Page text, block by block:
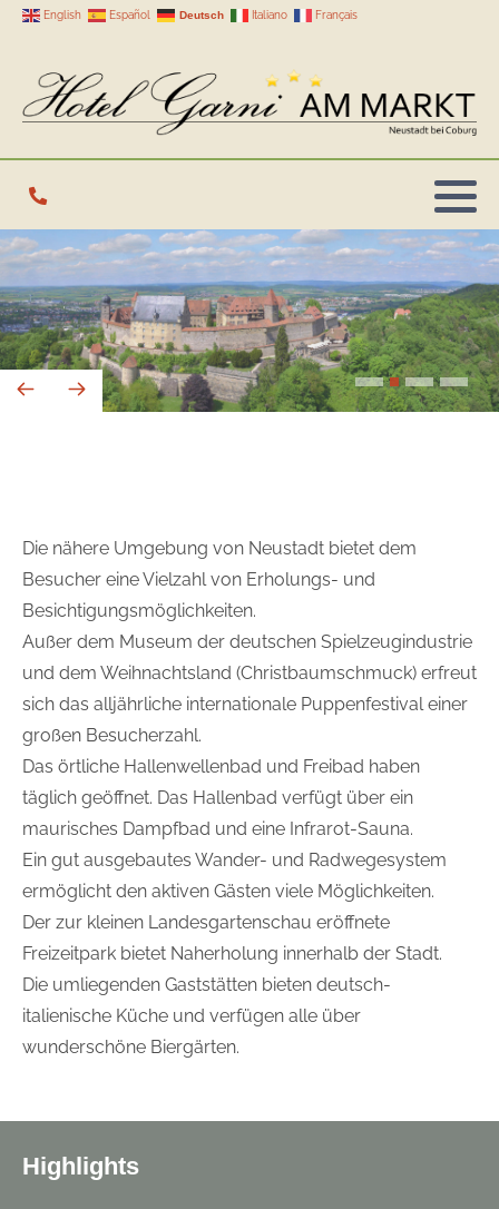
English Español Deutsch Italiano Français
Die nähere Umgebung von Neustadt bietet dem
Besucher eine Vielzahl von Erholungs- und
Besichtigungsmöglichkeiten.
Außer dem Museum der deutschen Spielzeugindustrie
und dem Weihnachtsland (Christbaumschmuck) erfreut
sich das alljährliche internationale Puppenfestival einer
großen Besucherzahl.
Das örtliche Hallenwellenbad und Freibad haben
täglich geöffnet. Das Hallenbad verfügt über ein
maurisches Dampfbad und eine Infrarot-Sauna.
Ein gut ausgebautes Wander- und Radwegesystem
ermöglicht den aktiven Gästen viele Möglichkeiten.
Der zur kleinen Landesgartenschau eröffnete
Freizeitpark bietet Naherholung innerhalb der Stadt.
Die umliegenden Gaststätten bieten deutsch-
italienische Küche und verfügen alle über
wunderschöne Biergärten.
Highlights
Einzelzimmer
Komfortzimmer
Zweibettzimmer